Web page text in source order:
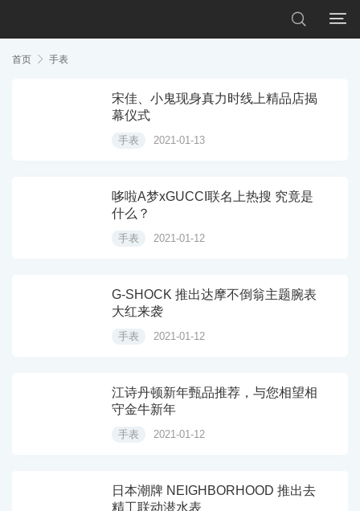


首页  手表
宋佳、小鬼现身真力时线上精品店揭
幕仪式
手表 2021-01-13
哆啦A梦xGUCCI联名上热搜 究竟是
什么？
手表 2021-01-12
G-SHOCK 推出达摩不倒翁主题腕表
大红来袭
手表 2021-01-12
江诗丹顿新年甄品推荐，与您相望相
守金牛新年
手表 2021-01-12
日本潮牌 NEIGHBORHOOD 推出去
精工联动潜水表